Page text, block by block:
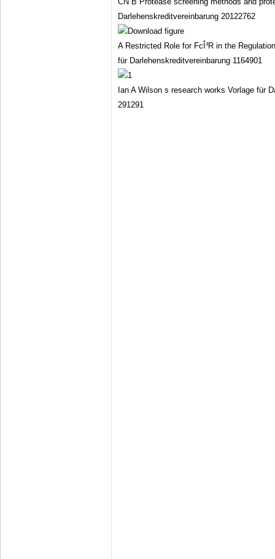
Darlehenskreditvereinbarung 20122762
A Restricted Role for FcÎ³R in the
für Darlehenskreditvereinbarung 1164901
Ian A Wilson s research works Vorlage für
291291